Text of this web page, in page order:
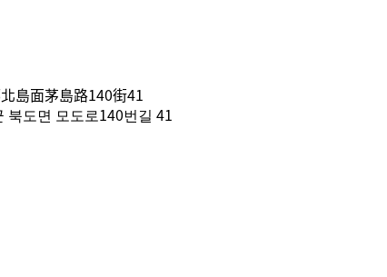
島面茅島路140街41
북도면 모도로140번길 41